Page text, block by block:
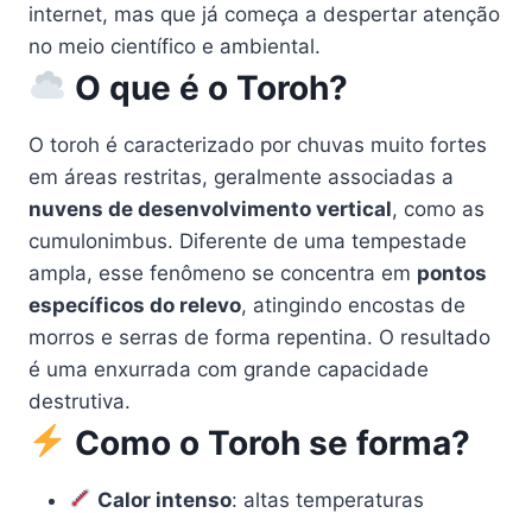
internet, mas que já começa a despertar atenção
no meio científico e ambiental.
O que é o Toroh?
O toroh é caracterizado por chuvas muito fortes
em áreas restritas, geralmente associadas a
nuvens de desenvolvimento vertical, como as
cumulonimbus. Diferente de uma tempestade
ampla, esse fenômeno se concentra em pontos
específicos do relevo, atingindo encostas de
morros e serras de forma repentina. O resultado
é uma enxurrada com grande capacidade
destrutiva.
Como o Toroh se forma?
Calor intenso: altas temperaturas